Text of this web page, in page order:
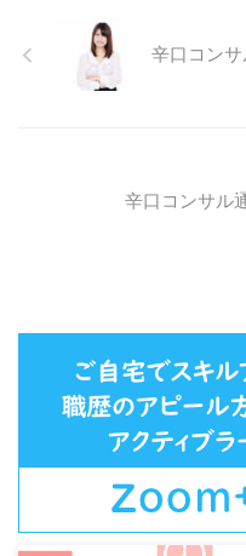
合せ、ご予約希望について 本期
間中、各種ご予約に関してご不
の場合は、以下にお問合せくださ
辛口コン
辛口コンサル